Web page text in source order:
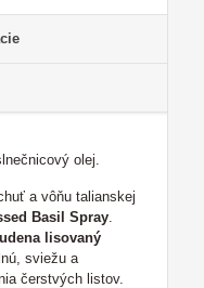
olej.
a vôňu talianskej
Basil Spray.
lisovaný
sviežu a
čerstvých listov.